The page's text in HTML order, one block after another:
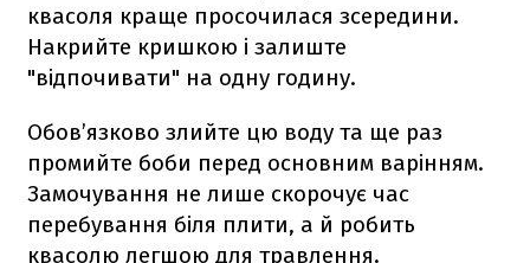
квасоля краще просочилася зсередини.
Накрийте кришкою і залиште
"відпочивати" на одну годину.
Обов’язково злийте цю воду та ще раз
промийте боби перед основним варінням.
Замочування не лише скорочує час
перебування біля плити, а й робить
квасолю легшою для травлення.